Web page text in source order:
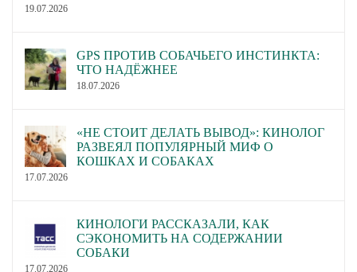
19.07.2026
GPS ПРОТИВ СОБАЧЬЕГО ИНСТИНКТА:
ЧТО НАДЁЖНЕЕ
18.07.2026
«НЕ СТОИТ ДЕЛАТЬ ВЫВОД»: КИНОЛОГ
РАЗВЕЯЛ ПОПУЛЯРНЫЙ МИФ О
КОШКАХ И СОБАКАХ
17.07.2026
КИНОЛОГИ РАССКАЗАЛИ, КАК
СЭКОНОМИТЬ НА СОДЕРЖАНИИ
СОБАКИ
17.07.2026